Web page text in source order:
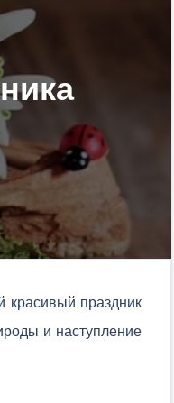
красивый праздник
и наступление